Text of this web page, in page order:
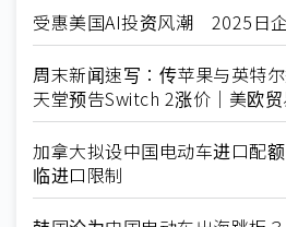
受惠美国AI投资风潮 2025日
周末新闻速写：传苹果与英特
天堂预告Switch 2涨价｜美欧
加拿大拟设中国电动车进口配
临进口限制